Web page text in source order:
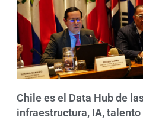
Chile es el Data Hub de
infraestructura, IA,